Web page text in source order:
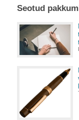
Seotud